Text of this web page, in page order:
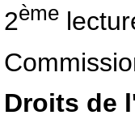
2ème
Droits de